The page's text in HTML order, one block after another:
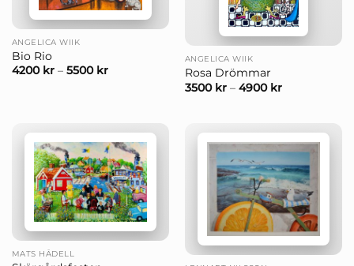
ANGELICA WIIK
Bio Rio
4200 kr– 5500 kr
ANGELICA WIIK
Rosa Drömmar
3500 kr– 4900 kr
MATS HÅDELL